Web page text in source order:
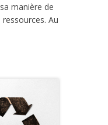
manière de
Au